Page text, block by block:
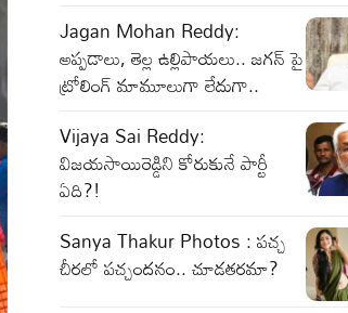
Jagan Mohan Reddy:
అప్పడాలు, తెల్ల ఉల్లిపాయలు.. జగన్ పై
ట్రోలింగ్ మామూలుగా లేదుగా..
Vijaya Sai Reddy:
విజయసాయిరెడ్డిని కోరుకునే పార్టీ
ఏది?!
Sanya Thakur Photos : పచ్చ
చీరలో పచ్చందనం.. చూడతరమా?